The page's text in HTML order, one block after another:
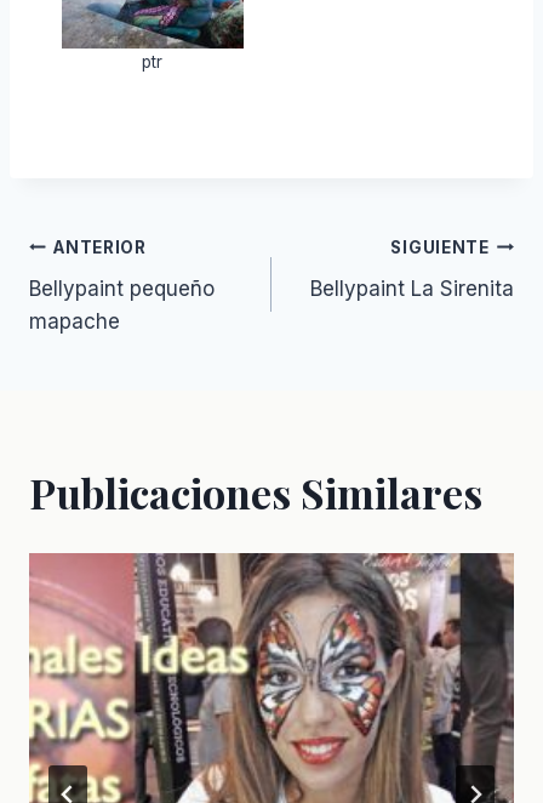
ptr
Navegación
de
ANTERIOR
Bellypaint pequeño
mapache
SIGUIENTE
Bellypaint La Sirenita
Publicaciones Similares